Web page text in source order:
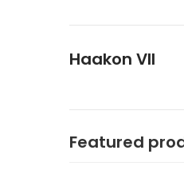
Haakon VII
Featured